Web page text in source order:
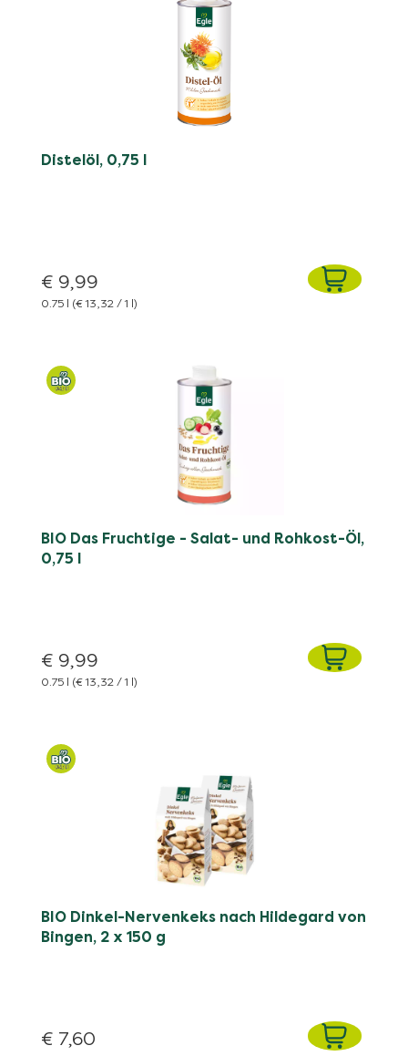
Distelöl, 0,75 l
€ 9,99
0.75 l (€ 13,32 / 1 l)
BIO Das Fruchtige - Salat- und Rohkost-Öl,
0,75 l
€ 9,99
0.75 l (€ 13,32 / 1 l)
BIO Dinkel-Nervenkeks nach Hildegard von
Bingen, 2 x 150 g
€ 7,60